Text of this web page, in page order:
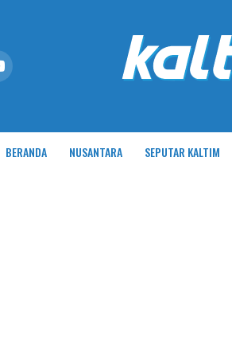
BERANDA NUSANTARA SEPUTAR KALTIM